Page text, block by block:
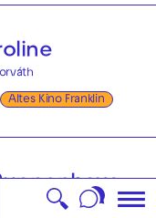
Altes Kino Franklin
Hinrich Schmidt-